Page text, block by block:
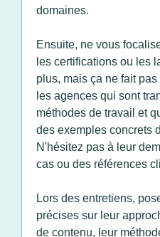
domaines.
Ensuite, ne vous
les certifications ou les
plus, mais ça ne fait
les agences qui sont
méthodes de travail et
des exemples concrets
N'hésitez pas à leur
cas ou des références
Lors des entretiens,
précises sur leur
de contenu, leur